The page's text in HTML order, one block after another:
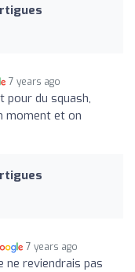
7 years ago
pour du squash,
moment et on
7 years ago
ne reviendrais pas